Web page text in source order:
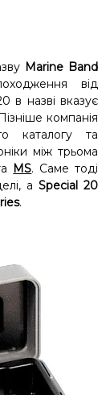
Marine Band
від
в назві вказує
компанія
каталогу та
між трьома
MS. Саме тоді
аSpecial 20
.